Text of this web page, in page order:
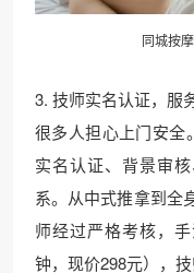
同城按
3. 技师实名认证，服
很多人担心上门安全
实名认证、背景审
系。从中式推拿到全
师经过严格考核，
钟，现价298元），